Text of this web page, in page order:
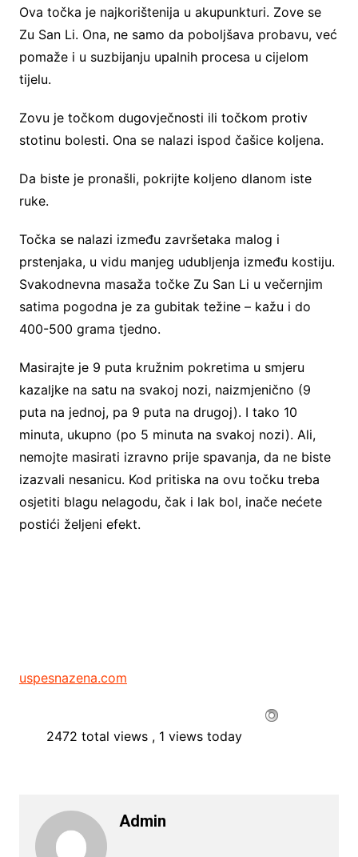
Ova točka je najkorištenija u akupunkturi. Zove se
Zu San Li. Ona, ne samo da poboljšava probavu, već
pomaže i u suzbijanju upalnih procesa u cijelom
tijelu.
Zovu je točkom dugovječnosti ili točkom protiv
stotinu bolesti. Ona se nalazi ispod čašice koljena.
Da biste je pronašli, pokrijte koljeno dlanom iste
ruke.
Točka se nalazi između završetaka malog i
prstenjaka, u vidu manjeg udubljenja između kostiju.
Svakodnevna masaža točke Zu San Li u večernjim
satima pogodna je za gubitak težine – kažu i do
400-500 grama tjedno.
Masirajte je 9 puta kružnim pokretima u smjeru
kazaljke na satu na svakoj nozi, naizmjenično (9
puta na jednoj, pa 9 puta na drugoj). I tako 10
minuta, ukupno (po 5 minuta na svakoj nozi). Ali,
nemojte masirati izravno prije spavanja, da ne biste
izazvali nesanicu. Kod pritiska na ovu točku treba
osjetiti blagu nelagodu, čak i lak bol, inače nećete
postići željeni efekt.
uspesnazena.com
2472 total views , 1 views today
Admin